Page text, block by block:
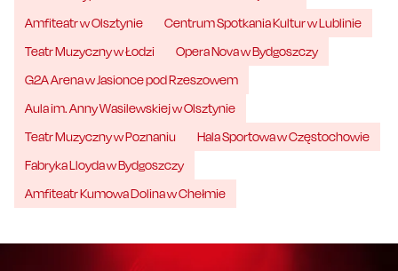
Amfiteatr w Olsztynie
Centrum Spotkania Kultur w Lublinie
Teatr Muzyczny w Łodzi
Opera Nova w Bydgoszczy
G2A Arena w Jasionce pod Rzeszowem
Aula im. Anny Wasilewskiej w Olsztynie
Teatr Muzyczny w Poznaniu
Hala Sportowa w Częstochowie
Fabryka Lloyda w Bydgoszczy
Amfiteatr Kumowa Dolina w Chełmie